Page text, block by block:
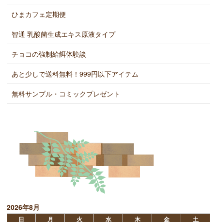
ひまカフェ定期便
智通 乳酸菌生成エキス原液タイプ
チョコの強制給餌体験談
あと少しで送料無料！999円以下アイテム
無料サンプル・コミックプレゼント
2026年8月
日 月 火 水 木 金 土